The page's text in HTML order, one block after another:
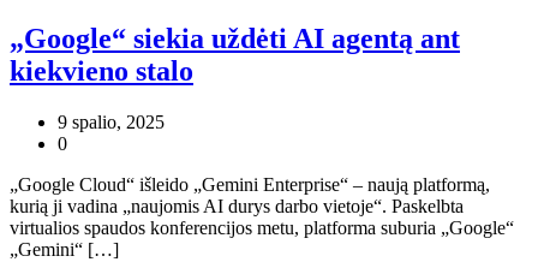
„Google“ siekia uždėti AI agentą ant
kiekvieno stalo
9 spalio, 2025
0
„Google Cloud“ išleido „Gemini Enterprise“ – naują platformą,
kurią ji vadina „naujomis AI durys darbo vietoje“. Paskelbta
virtualios spaudos konferencijos metu, platforma suburia „Google“
„Gemini“ […]